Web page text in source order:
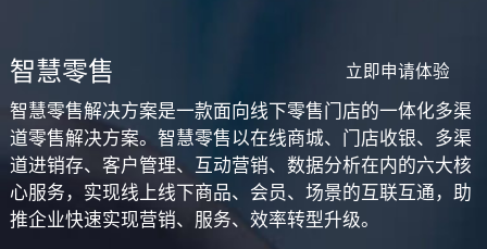
智慧零售 立即申请体验
智慧零售解决方案是一款面向线下零售门店的一体化多渠
道零售解决方案。智慧零售以在线商城、门店收银、多渠
道进销存、客户管理、互动营销、数据分析在内的六大核
心服务，实现线上线下商品、会员、场景的互联互通，助
推企业快速实现营销、服务、效率转型升级。